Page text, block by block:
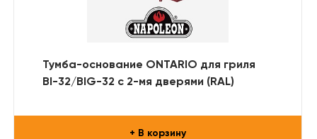
Тумба-основание ONTARIO для гриля
BI-32/BIG-32 с 2-мя дверями (RAL)
+ В корзину